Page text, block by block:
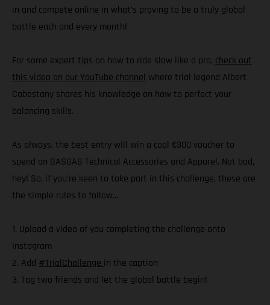
in and compete online in what’s proving to be a truly global
battle each and every month!
For some expert tips on how to ride slow like a pro, check out
this video on our YouTube channel where trial legend Albert
Cabestany shares his knowledge on how to perfect your
balancing skills.
As always, the best entry will win a cool €300 voucher to
spend on GASGAS Technical Accessories and Apparel. Not bad,
hey! So, if you’re keen to take part in this challenge, these are
the simple rules to follow…
1. Upload a video of you completing the challenge onto
Instagram
2. Add #TrialChallenge in the caption
3. Tag two friends and let the global battle begin!